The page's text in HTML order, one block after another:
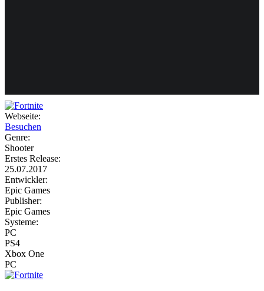
Webseite:
Besuchen
Genre:
Shooter
Erstes Release:
25.07.2017
Entwickler:
Epic Games
Publisher:
Epic Games
Systeme:
PC
PS4
Xbox One
PC